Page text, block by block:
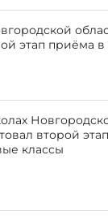
этап приёма
второй
классы